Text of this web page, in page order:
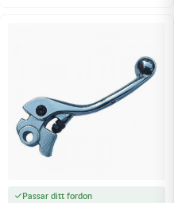
Passar ditt fordon